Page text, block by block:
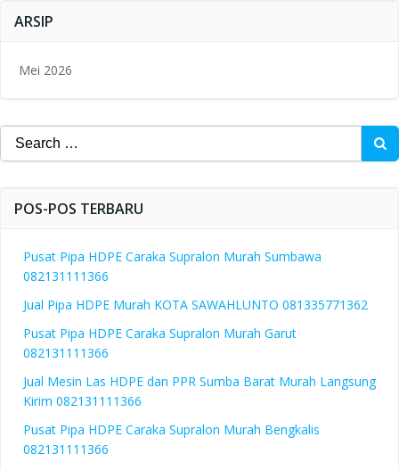
ARSIP
Mei 2026
Search
for:
POS-POS TERBARU
Pusat Pipa HDPE Caraka Supralon Murah Sumbawa
082131111366
Jual Pipa HDPE Murah KOTA SAWAHLUNTO 081335771362
Pusat Pipa HDPE Caraka Supralon Murah Garut
082131111366
Jual Mesin Las HDPE dan PPR Sumba Barat Murah Langsung
Kirim 082131111366
Pusat Pipa HDPE Caraka Supralon Murah Bengkalis
082131111366